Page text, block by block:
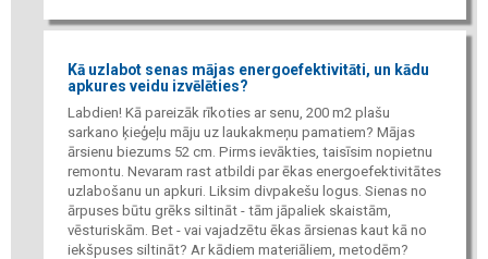
Kā uzlabot senas mājas energoefektivitāti, un kādu
apkures veidu izvēlēties?
Labdien! Kā pareizāk rīkoties ar senu, 200 m2 plašu
sarkano ķieģeļu māju uz laukakmeņu pamatiem? Mājas
ārsienu biezums 52 cm. Pirms ievākties, taisīsim nopietnu
remontu. Nevaram rast atbildi par ēkas energoefektivitātes
uzlabošanu un apkuri. Liksim divpakešu logus. Sienas no
ārpuses būtu grēks siltināt - tām jāpaliek skaistām,
vēsturiskām. Bet - vai vajadzētu ēkas ārsienas kaut kā no
iekšpuses siltināt? Ar kādiem materiāliem, metodēm?